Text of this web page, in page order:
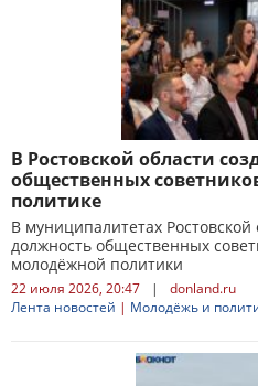
В Ростовской области
общественных
политике
В муниципалитетах
должность общественных
молодёжной политики
22 июля 2026, 20:47 |
donland.ru
Лента новостей | Молодёжь и